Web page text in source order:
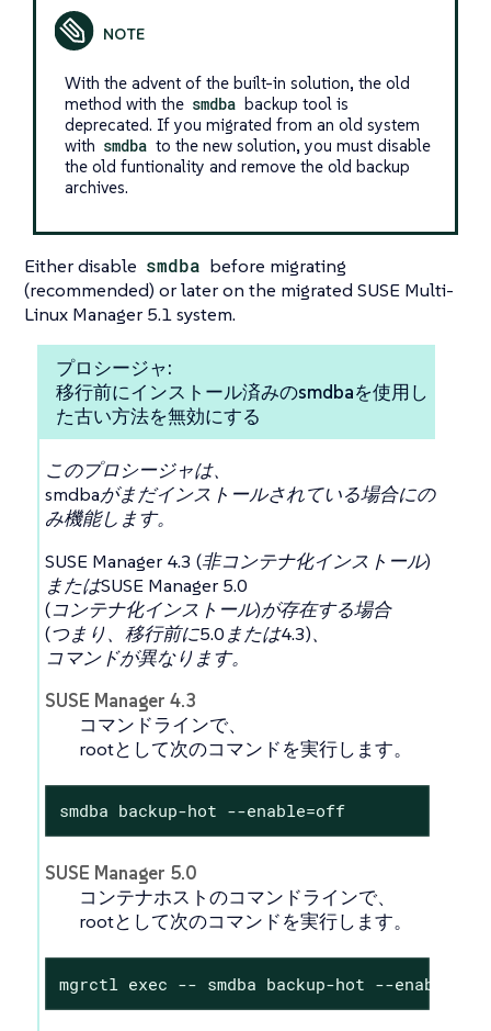
With the advent of the built-in solution, the old
method with the smdba backup tool is
deprecated. If you migrated from an old system
with smdba to the new solution, you must disable
the old funtionality and remove the old backup
archives.
Either disable smdba before migrating
(recommended) or later on the migrated SUSE Multi-
Linux Manager 5.1 system.
プロシージャ:
移行前にインストール済みのsmdbaを使用し
た古い方法を無効にする
このプロシージャは、
smdbaがまだインストールされている場合にの
み機能します。
SUSE Manager 4.3 (非コンテナ化インストール)
またはSUSE Manager 5.0
(コンテナ化インストール)が存在する場合
(つまり、移行前に5.0または4.3)、
コマンドが異なります。
SUSE Manager 4.3
コマンドラインで、
rootとして次のコマンドを実行します。
smdba backup-hot --enable=off
SUSE Manager 5.0
コンテナホストのコマンドラインで、
rootとして次のコマンドを実行します。
mgrctl exec -- smdba backup-hot --